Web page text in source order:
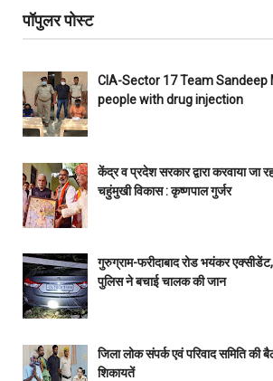
पॉपुलर पोस्ट
CIA-Sector 17 Team
people with drug injection
केंद्र व प्रदेश सरकार द्वारा करवाया जा
चहुंमुखी विकास : कृष्णपाल गुर्जर
गुरुग्राम-फरीदाबाद रोड भयंकर
पुलिस ने बचाई चालक की जान
जिला लोक संपर्क एवं परिवाद समिति
शिकायतें